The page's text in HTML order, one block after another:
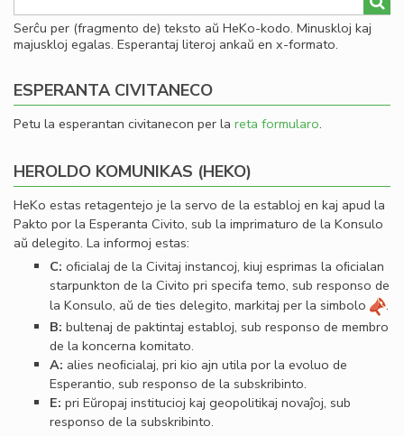
Serĉu per (fragmento de) teksto aŭ HeKo-kodo. Minuskloj kaj
majuskloj egalas. Esperantaj literoj ankaŭ en x-formato.
ESPERANTA CIVITANECO
Petu la esperantan civitanecon per la reta formularo.
HEROLDO KOMUNIKAS (HEKO)
HeKo estas retagentejo je la servo de la establoj en kaj apud la
Pakto por la Esperanta Civito, sub la imprimaturo de la Konsulo
aŭ delegito. La informoj estas:
C: oﬁcialaj de la Civitaj instancoj, kiuj esprimas la oﬁcialan
starpunkton de la Civito pri specifa temo, sub responso de
la Konsulo, aŭ de ties delegito, markitaj per la simbolo
.
B: bultenaj de paktintaj establoj, sub responso de membro
de la koncerna komitato.
A: alies neoﬁcialaj, pri kio ajn utila por la evoluo de
Esperantio, sub responso de la subskribinto.
E: pri Eŭropaj institucioj kaj geopolitikaj novaĵoj, sub
responso de la subskribinto.